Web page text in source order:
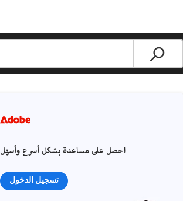
احصل على مساعدة بشكل أسرع وأسهل
تسجيل الدخول